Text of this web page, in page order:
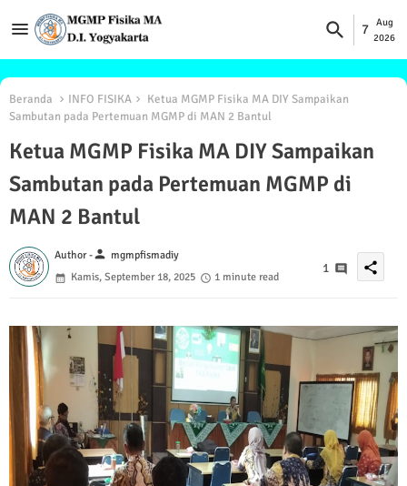
7
Aug
2026
Beranda INFO FISIKA
Ketua MGMP Fisika MA DIY Sampaikan
Sambutan pada Pertemuan MGMP di MAN 2 Bantul
Ketua MGMP Fisika MA DIY Sampaikan
Sambutan pada Pertemuan MGMP di
MAN 2 Bantul
Author -person mgmpfismadiy
Kamis, September 18, 2025
1 minute read
1 share